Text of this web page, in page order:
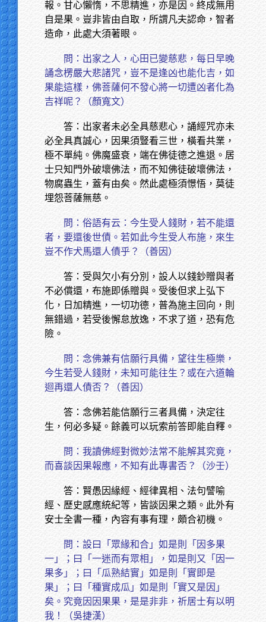
報。甘心懶惰，不思精進，亦是因。終成無用
自是果。豈非皆由自取，所謂凡夫認命，智者
造命，此處大須著眼。
問：出家之人，心田已變慈悲，每日早晚
誦念楞嚴大悲諸咒，豈不是逢凶也能化吉，如
果能這樣，佛菩薩何不發心將一切遭凶者化為
吉祥呢？（顏寬文）
答：出家者未必全具慈悲心，誦經咒亦未
必全具真誠心，因果須豎看三世，橫看共業，
極不單純。佛魔盛衰，端在佛徒德之進退。居
士只知門外破壞佛法，而不知佛徒破壞佛法，
物腐蟲生，蓋有由矣。然此處極須憬悟，莫徒
埋怨菩薩無慈。
問：俗語有云：今生受人錢財，若不能還
者，要還後世債。若如此今生受人布施，來生
豈不作犬馬還人債乎？（善因）
答：受與欠小有分別，設人以錢鈔贈與者
不必償還，布施即係贈與。受後但求上弘下
化，日加精進，一切功德，普為施主回向，則
無錯過，若受後懈怠放逸，不求了道，恐有危
險。
問：念佛兼有信願行具備，望往生極樂，
今生若受人錢財，未知可能往生？或在六道輪
迴再還人債否？（善因）
答：念佛若能信願行三者具備，決定往
生，何必多疑。餘義可以玩索前答即能自釋。
問：我讀佛經對微妙法常不能解其究竟，
而喜談因果報應，不知有此專書否？（沙壬）
答：賢愚因緣經、經律異相、法句譬喻
經、歷史感應統紀等，皆談因果之類。此外有
安士全書一種，內容有事有理，頗合初機。
問：設曰「眾緣和合」如是則「因多果
一」；曰「一迷而有眾相」，如是則又「因一
果多」；曰「瓜熟結實」如是則「實即是
果」；曰「種實成瓜」如是則「實又是因」
矣。究竟因因果果，是是非非，祈居士有以明
我！（吳捷漢）